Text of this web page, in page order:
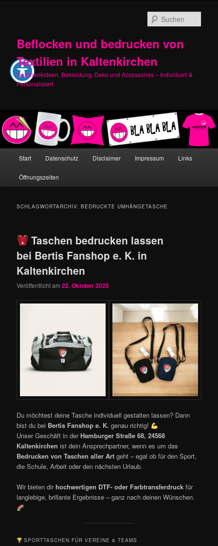
Beflocken und bedrucken von
Textilien in Kaltenkirchen
Geschenkideen, Bekleidung, Deko und Accessoires – Individuell &
Personalisiert
Start Datenschutz Disclaimer Impressum Links
Öffnungszeiten
SCHLAGWORTARCHIV:BEDRUCKTE UMHÄNGETASCHE
Taschen bedrucken lassen
bei Bertis Fanshop e. K. in
Kaltenkirchen
Veröffentlicht am22. Oktober 2025
Du möchtest deine Tasche individuell gestalten lassen? Dann
bist du bei Bertis Fanshop e. K. genau richtig!
Unser Geschäft in der Hamburger Straße 68, 24568
Kaltenkirchen ist dein Ansprechpartner, wenn es um das
Bedrucken von Taschen aller Art geht – egal ob für den Sport,
die Schule, Arbeit oder den nächsten Urlaub.
Wir bieten dir hochwertigen DTF- oder Farbtransferdruck für
langlebige, brillante Ergebnisse – ganz nach deinen Wünschen.
SPORTTASCHEN FÜR VEREINE & TEAMS